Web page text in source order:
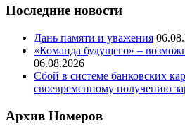
Последние новости
Дань памяти и уважения
«Команда будущего» –
06.08.2026
Сбой в системе банковских
своевременному получению
Архив Номеров